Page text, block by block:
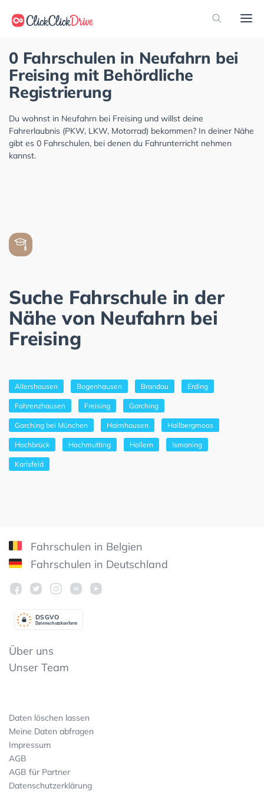
0 Fahrschulen in Neufahrn bei
Freising mit Behördliche
Registrierung
Du wohnst in Neufahrn bei Freising und willst deine
Fahrerlaubnis (PKW, LKW, Motorrad) bekommen? In deiner Nähe
gibt es 0 Fahrschulen, bei denen du Fahrunterricht nehmen
kannst.
Suche Fahrschule in der
Nähe von Neufahrn bei
Freising
Allershausen Bogenhausen Brandau Erding
Fahrenzhausen Freising Garching
Garching bei München Haimhausen Hallbergmoos
Hochbrück Hochmutting Hollern Ismaning
Karlsfeld
Fahrschulen in Belgien
Fahrschulen in Deutschland
Datenschutzkonform
DSGVO
Über uns
Unser Team
Daten löschen lassen
Meine Daten abfragen
Impressum
AGB
AGB für Partner
Datenschutzerklärung